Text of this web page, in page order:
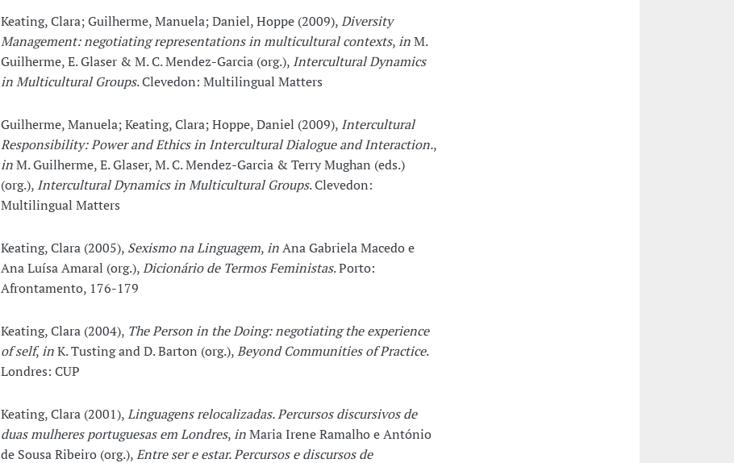
Keating, Clara; Guilherme, Manuela; Daniel, Hoppe (2009),Diversity
Management: negotiating representations in multicultural contexts,inM.
Guilherme, E. Glaser & M. C. Mendez-Garcia (org.), Intercultural Dynamics
in Multicultural Groups. Clevedon: Multilingual Matters
Guilherme, Manuela; Keating, Clara; Hoppe, Daniel (2009), Intercultural
Responsibility: Power and Ethics in Intercultural Dialogue and Interaction.,
inM. Guilherme, E. Glaser, M. C. Mendez-Garcia & Terry Mughan (eds.)
(org.), Intercultural Dynamics in Multicultural Groups. Clevedon:
Multilingual Matters
Keating, Clara (2005), Sexismo na Linguagem,inAna Gabriela Macedo e
Ana Luísa Amaral (org.),Dicionário de Termos Feministas. Porto:
Afrontamento, 176-179
Keating, Clara (2004), The Person in the Doing: negotiating the experience
of self,inK. Tusting and D. Barton (org.),Beyond Communities of Practice.
Londres: CUP
Keating, Clara (2001),Linguagens relocalizadas. Percursos discursivos de
duas mulheres portuguesas em Londres,inMaria Irene Ramalho e António
de Sousa Ribeiro (org.),Entre ser e estar. Percursos e discursos de